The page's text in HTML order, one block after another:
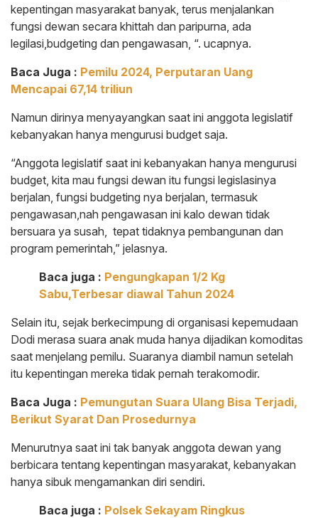
kepentingan masyarakat banyak, terus menjalankan
fungsi dewan secara khittah dan paripurna, ada
legilasi,budgeting dan pengawasan, “. ucapnya.
Baca Juga : Pemilu 2024, Perputaran Uang
Mencapai 67,14 triliun
Namun dirinya menyayangkan saat ini anggota legislatif
kebanyakan hanya mengurusi budget saja.
“Anggota legislatif saat ini kebanyakan hanya mengurusi
budget, kita mau fungsi dewan itu fungsi legislasinya
berjalan, fungsi budgeting nya berjalan, termasuk
pengawasan,nah pengawasan ini kalo dewan tidak
bersuara ya susah, tepat tidaknya pembangunan dan
program pemerintah,” jelasnya.
Baca juga : Pengungkapan 1/2 Kg
Sabu,Terbesar diawal Tahun 2024
Selain itu, sejak berkecimpung di organisasi kepemudaan
Dodi merasa suara anak muda hanya dijadikan komoditas
saat menjelang pemilu. Suaranya diambil namun setelah
itu kepentingan mereka tidak pernah terakomodir.
Baca Juga : Pemungutan Suara Ulang Bisa Terjadi,
Berikut Syarat Dan Prosedurnya
Menurutnya saat ini tak banyak anggota dewan yang
berbicara tentang kepentingan masyarakat, kebanyakan
hanya sibuk mengamankan diri sendiri.
Baca juga : Polsek Sekayam Ringkus